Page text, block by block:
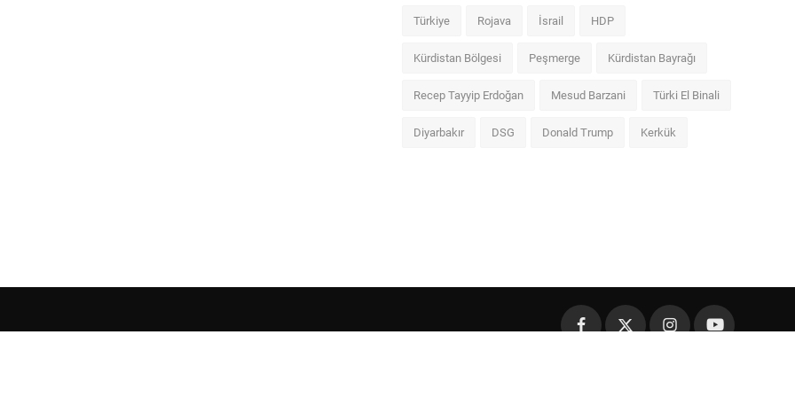
Türkiye Rojava İsrail HDP
Kürdistan Bölgesi Peşmerge Kürdistan Bayrağı
Recep Tayyip Erdoğan Mesud Barzani Türki El Binali
Diyarbakır DSG Donald Trump Kerkük